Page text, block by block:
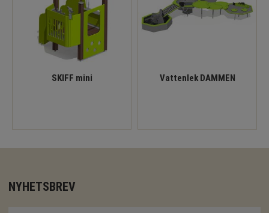
SKIFF mini Vattenlek DAMMEN
NYHETSBREV